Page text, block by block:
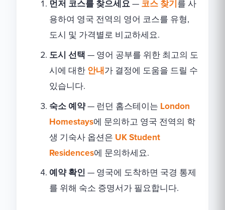
먼저 코스를 찾으세요— 코스 찾기 를 사
용하여 영국 전역의 영어 코스를 유형,
도시 및 가격별로 비교하세요.
도시 선택 — 영어 공부를 위한 최고의 도
시에 대한 안내가 결정에 도움을 드릴 수
있습니다.
숙소 예약— 런던 홈스테이는 London
Homestays에 문의하고 영국 전역의 학
생 기숙사 옵션은 UK Student
Residences에 문의하세요.
예약 확인 — 영국에 도착하면 국경 통제
를 위해 숙소 증명서가 필요합니다.